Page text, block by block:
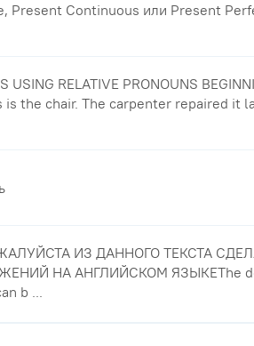
Present Continuous или Present
USING RELATIVE PRONOUNS
is the chair. The carpenter repaired it
ИЗ ДАННОГО ТЕКСТА
НА АНГЛИЙСКОМ ЯЗЫКЕThe
b ...